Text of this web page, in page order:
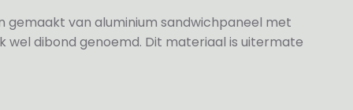
gemaakt van aluminium sandwichpaneel met
wel dibond genoemd. Dit materiaal is uitermate